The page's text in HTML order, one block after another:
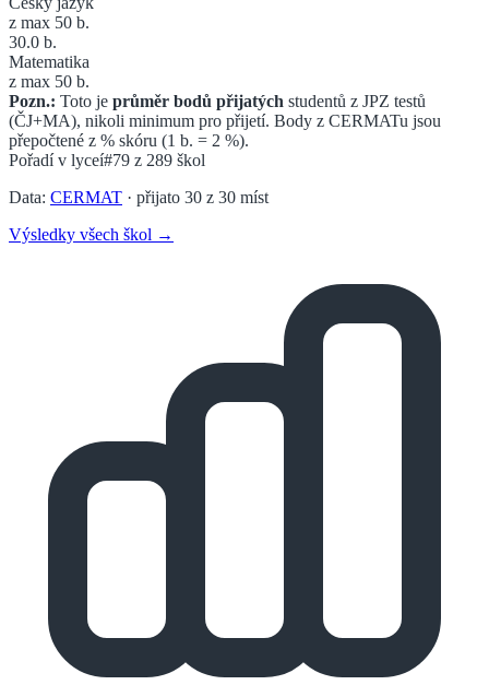
z max 50 b.
30.0 b.
Matematika
z max 50 b.
Pozn.: Toto je průměr bodů přijatých studentů z JPZ testů
(ČJ+MA), nikoli minimum pro přijetí. Body z CERMATu jsou
přepočtené z % skóru (1 b. = 2 %).
Pořadí v lyceí#79 z 289 škol
Data: CERMAT · přijato 30 z 30 míst
Výsledky všech škol →